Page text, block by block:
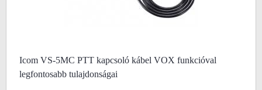
Icom VS-5MC PTT kapcsoló kábel VOX funkcióval
legfontosabb tulajdonságai